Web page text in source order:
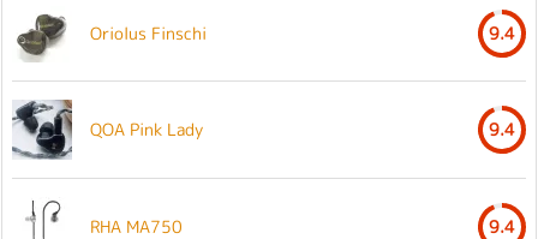
Oriolus Finschi 9.4
QOA Pink Lady 9.4
RHA MA750 9.4